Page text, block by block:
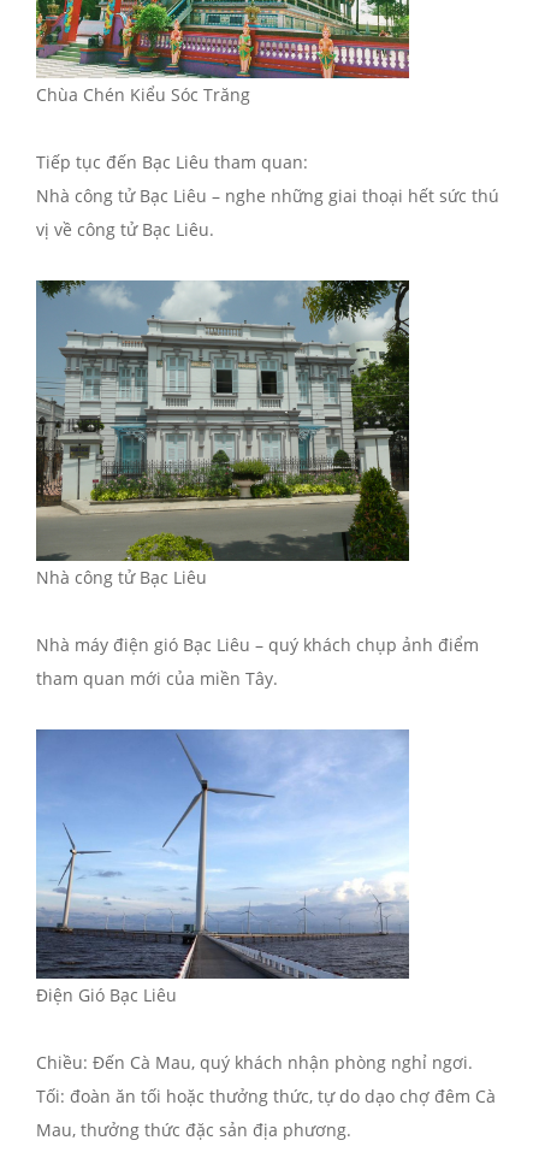
Chùa Chén Kiểu Sóc Trăng
Tiếp tục đến Bạc Liêu tham quan:
Nhà công tử Bạc Liêu – nghe những giai thoại hết sức thú
vị về công tử Bạc Liêu.
Nhà công tử Bạc Liêu
Nhà máy điện gió Bạc Liêu – quý khách chụp ảnh điểm
tham quan mới của miền Tây.
Điện Gió Bạc Liêu
Chiều: Đến Cà Mau, quý khách nhận phòng nghỉ ngơi.
Tối: đoàn ăn tối hoặc thưởng thức, tự do dạo chợ đêm Cà
Mau, thưởng thức đặc sản địa phương.